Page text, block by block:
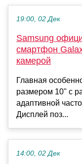
19:00, 02 Дек
Samsung
смартфон
камерой
Главная
размером 10" с
адаптивной
Дисплей поз...
14:00, 02 Дек